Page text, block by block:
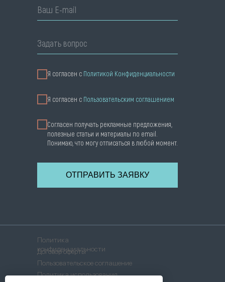
Ваш E-mail
Задать вопрос
Я согласен с Политикой Конфиденциальности
Я cогласен с Пользовательским соглашением
Согласен получать рекламные предложения,
полезные статьи и материалы по email.
Понимаю, что могу отписаться в любой момент.
ОТПРАВИТЬ ЗАЯВКУ
Политика
конфиденциальности
Политика использования
Пользовательское соглашение
Договор оферты